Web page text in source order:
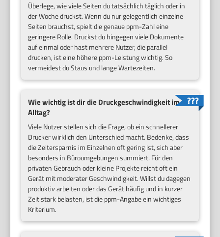
Überlege, wie viele Seiten du tatsächlich täglich oder in
der Woche druckst. Wenn du nur gelegentlich einzelne
Seiten brauchst, spielt die genaue ppm-Zahl eine
geringere Rolle. Druckst du hingegen viele Dokumente
auf einmal oder hast mehrere Nutzer, die parallel
drucken, ist eine höhere ppm-Leistung wichtig. So
vermeidest du Staus und lange Wartezeiten.
Wie wichtig ist dir die Druckgeschwindigkeit im
Alltag?
Viele Nutzer stellen sich die Frage, ob ein schnellerer
Drucker wirklich den Unterschied macht. Bedenke, dass
die Zeitersparnis im Einzelnen oft gering ist, sich aber
besonders in Büroumgebungen summiert. Für den
privaten Gebrauch oder kleine Projekte reicht oft ein
Gerät mit moderater Geschwindigkeit. Willst du dagegen
produktiv arbeiten oder das Gerät häufig und in kurzer
Zeit stark belasten, ist die ppm-Angabe ein wichtiges
Kriterium.